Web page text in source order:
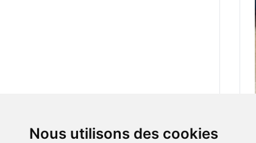
Nous utilisons des cookies